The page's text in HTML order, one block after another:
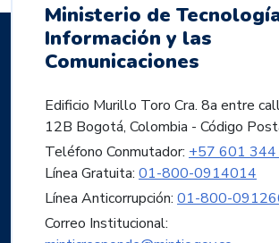
Ministerio de
Información y las
Comunicaciones
Edificio Murillo Toro Cra. 8a entre
12B Bogotá, Colombia - Código
Teléfono Conmutador: +57 601
Línea Gratuita: 01-800-0914014
Línea Anticorrupción: 01-800-
Correo Institucional: